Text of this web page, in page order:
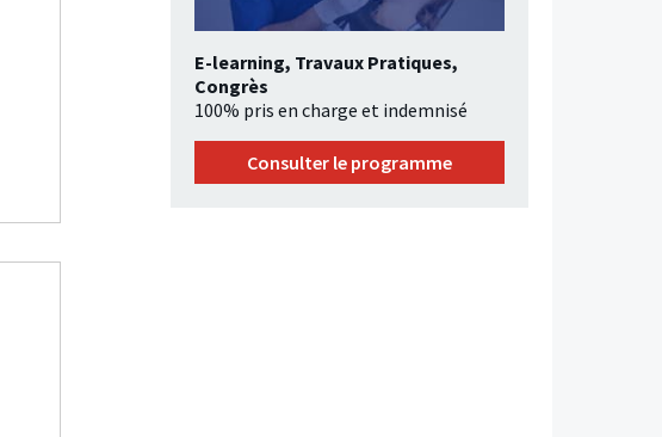
E-learning, Travaux Pratiques,
Congrès
100% pris en charge et indemnisé
Consulter le programme